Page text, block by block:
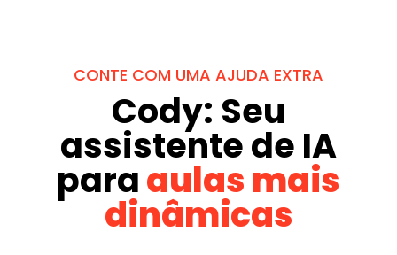
CONTE COM UMA AJUDA EXTRA
Cody: Seu
assistente de IA
paraaulas mais
dinâmicas